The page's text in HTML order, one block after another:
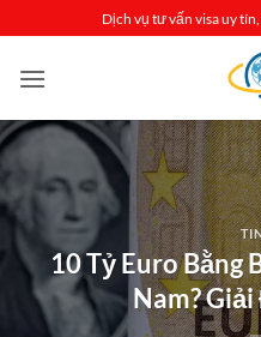
qua
nội
Dịch vụ tư vấn visa uy
10 Tỷ Euro Bằng
Nam?